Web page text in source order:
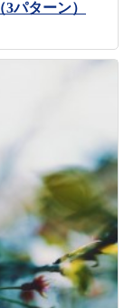
パターン）